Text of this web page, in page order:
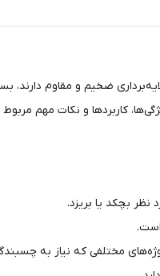
ضخیم و مقاوم دارند،
کاربردها و نکات مهم
بچکد یا بریزد.
مختلفی که نیاز به